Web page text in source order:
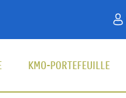
KMO-PORTEFEUILLE